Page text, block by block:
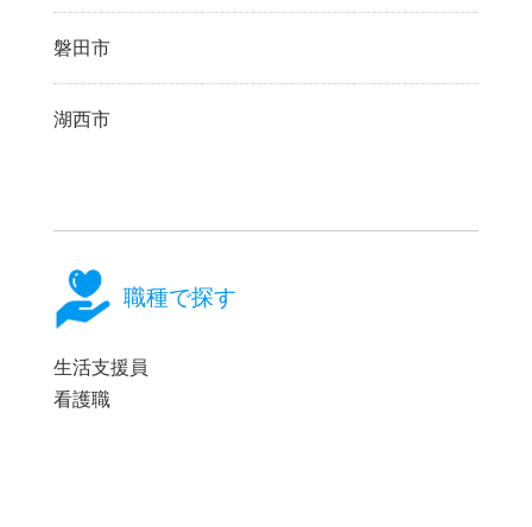
磐田市
湖西市
職種で探す
生活支援員
看護職